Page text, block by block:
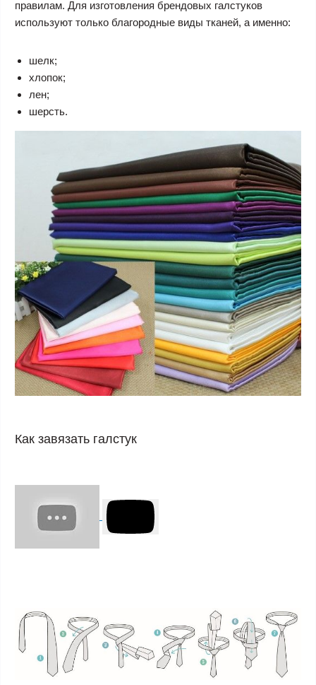
правилам. Для изготовления брендовых галстуков
используют только благородные виды тканей, а именно:
шелк;
хлопок;
лен;
шерсть.
Как завязать галстук